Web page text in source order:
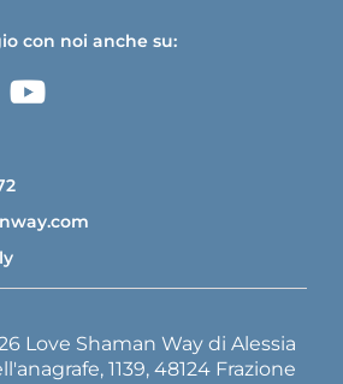
con noi anche su:
Love Shaman Way di Alessia
1139, 48124 Frazione